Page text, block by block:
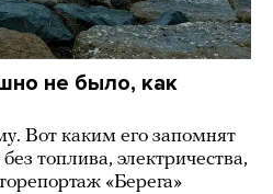
не было, как
Вот каким его запомнят
топлива, электричества,
«Берега»